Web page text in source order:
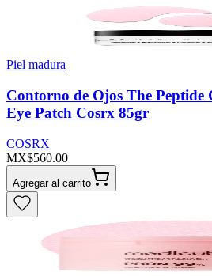
Piel madura
Contorno de Ojos The Peptide
Eye Patch Cosrx 85gr
COSRX
MX$560.00
Agregar al carrito